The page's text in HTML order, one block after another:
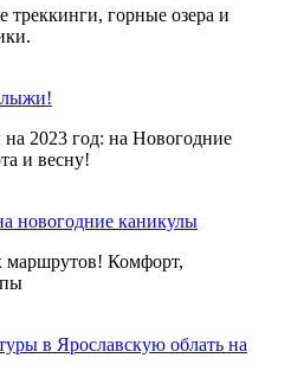
горные озера и
лыжи!
2023 год: на Новогодние
и весну!
новогодние каникулы
маршрутов! Комфорт,
в Ярославскую облать на